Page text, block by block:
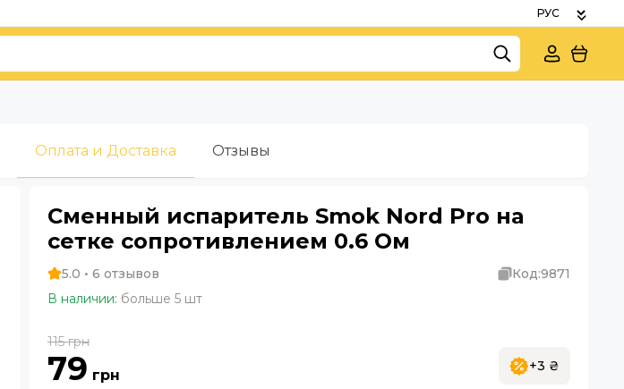
Оплата и Доставка Отзывы
Сменный испаритель Smok Nord Pro на
сетке сопротивлением 0.6 Ом
5.0 • 6 отзывов Код:9871
В наличии: больше 5 шт
115грн
79 грн
+3 ₴